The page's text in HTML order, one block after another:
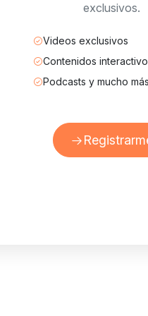
exclusivos.
Videos exclusivos
Contenidos
Podcasts y mucho más